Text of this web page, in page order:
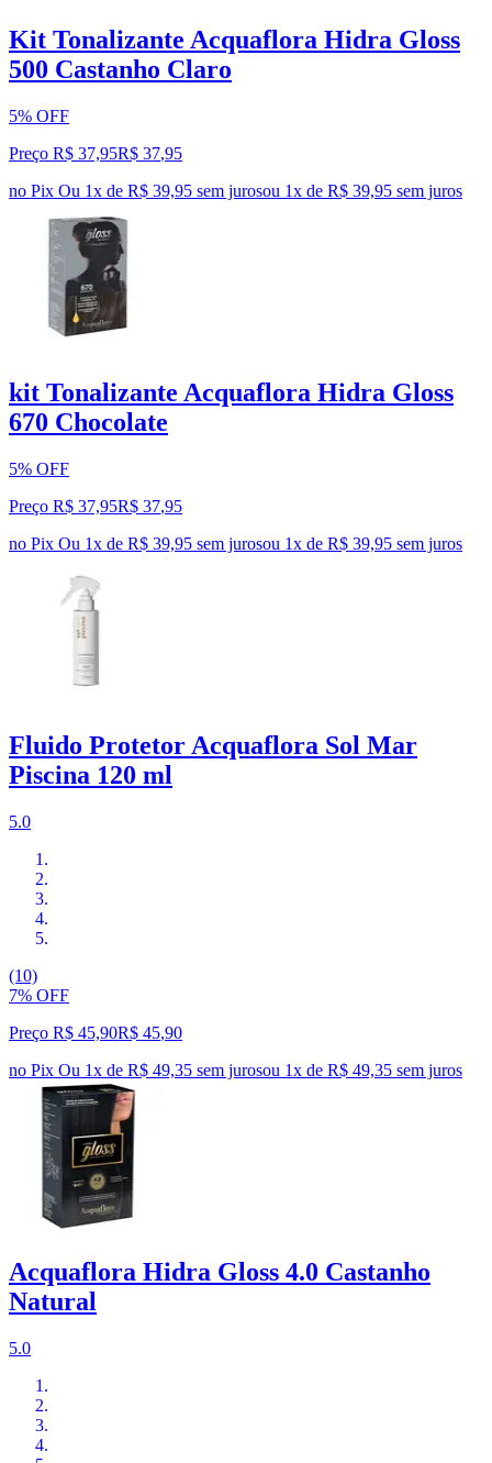
Kit Tonalizante Acquaflora Hidra Gloss
500 Castanho Claro
5% OFF
Preço R$ 37,95R$ 37,95
no Pix Ou 1x de R$ 39,95 sem jurosou 1x de R$ 39,95 sem juros
kit Tonalizante Acquaflora Hidra Gloss
670 Chocolate
5% OFF
Preço R$ 37,95R$ 37,95
no Pix Ou 1x de R$ 39,95 sem jurosou 1x de R$ 39,95 sem juros
Fluido Protetor Acquaflora Sol Mar
Piscina 120 ml
5.0
(10)
7% OFF
Preço R$ 45,90R$ 45,90
no Pix Ou 1x de R$ 49,35 sem jurosou 1x de R$ 49,35 sem juros
Acquaflora Hidra Gloss 4.0 Castanho
Natural
5.0